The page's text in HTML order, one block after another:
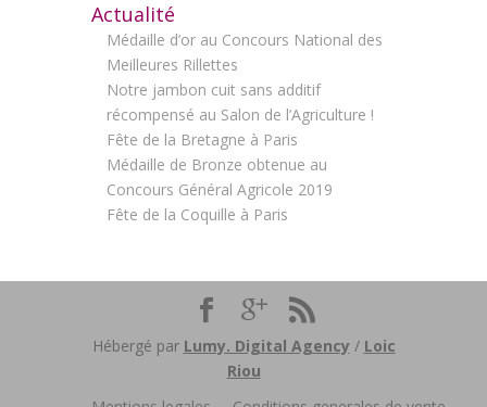
Actualité
Médaille d’or au Concours National des
Meilleures Rillettes
Notre jambon cuit sans additif
récompensé au Salon de l’Agriculture !
Fête de la Bretagne à Paris
Médaille de Bronze obtenue au
Concours Général Agricole 2019
Fête de la Coquille à Paris
Hébergé par Lumy. Digital Agency / Loic
Riou